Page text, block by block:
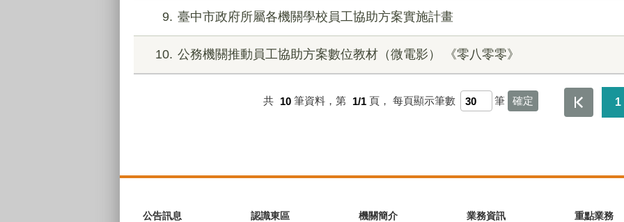
9 臺中市政府所屬各機關學校員工協助方案實施計畫
10 公務機關推動員工協助方案數位教材（微電影） 《零八零零》
共 10 筆資料，第 1/1 頁， 每頁顯示筆數 筆 1
公告訊息 認識東區 機關簡介 業務資訊 重點業務